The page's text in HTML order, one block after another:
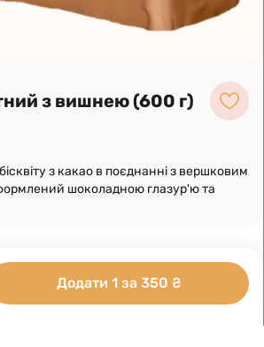
Побудувати маршрут
з вишнею (600 г)
з какао в поєднанні з вершковим
шоколадною глазур'ю та
Додати 1 за 350 ₴